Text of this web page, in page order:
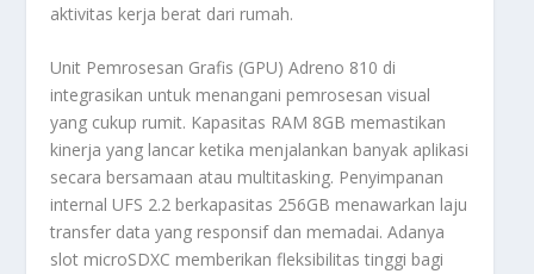
aktivitas kerja berat dari rumah.
Unit Pemrosesan Grafis (GPU) Adreno 810 di
integrasikan untuk menangani pemrosesan visual
yang cukup rumit. Kapasitas RAM 8GB memastikan
kinerja yang lancar ketika menjalankan banyak aplikasi
secara bersamaan atau multitasking. Penyimpanan
internal UFS 2.2 berkapasitas 256GB menawarkan laju
transfer data yang responsif dan memadai. Adanya
slot microSDXC memberikan fleksibilitas tinggi bagi